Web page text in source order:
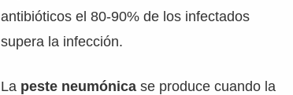
antibióticos el 80-90% de los infectados
supera la infección.
La peste neumónica se produce cuando la